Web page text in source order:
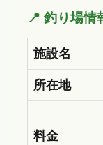
📍 釣り場情
施設名
所在地
料金